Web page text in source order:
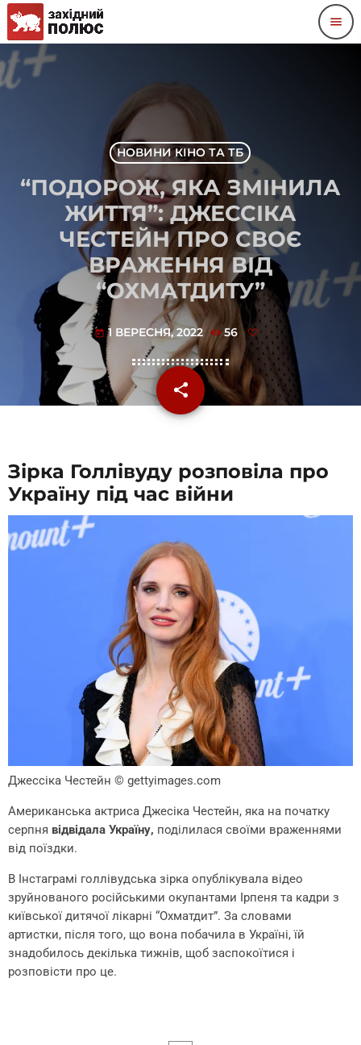
menu
НОВИНИ КІНО ТА ТБ
“ПОДОРОЖ, ЯКА ЗМІНИЛА
ЖИТТЯ”: ДЖЕССІКА
ЧЕСТЕЙН ПРО СВОЄ
ВРАЖЕННЯ ВІД
“ОХМАТДИТУ”
today 1 ВЕРЕСНЯ, 2022 56
share
email
Зірка Голлівуду розповіла про
Україну під час війни
Джессіка Честейн © gettyimages.com
Американська актриса Джесіка Честейн, яка на початку
серпня відвідала Україну, поділилася своїми враженнями
від поїздки.
В Інстаграмі голлівудська зірка опублікувала відео
зруйнованого російськими окупантами Ірпеня та кадри з
київської дитячої лікарні “Охматдит”. За словами
артистки, після того, що вона побачила в Україні, їй
знадобилось декілька тижнів, щоб заспокоїтися і
розповісти про це.